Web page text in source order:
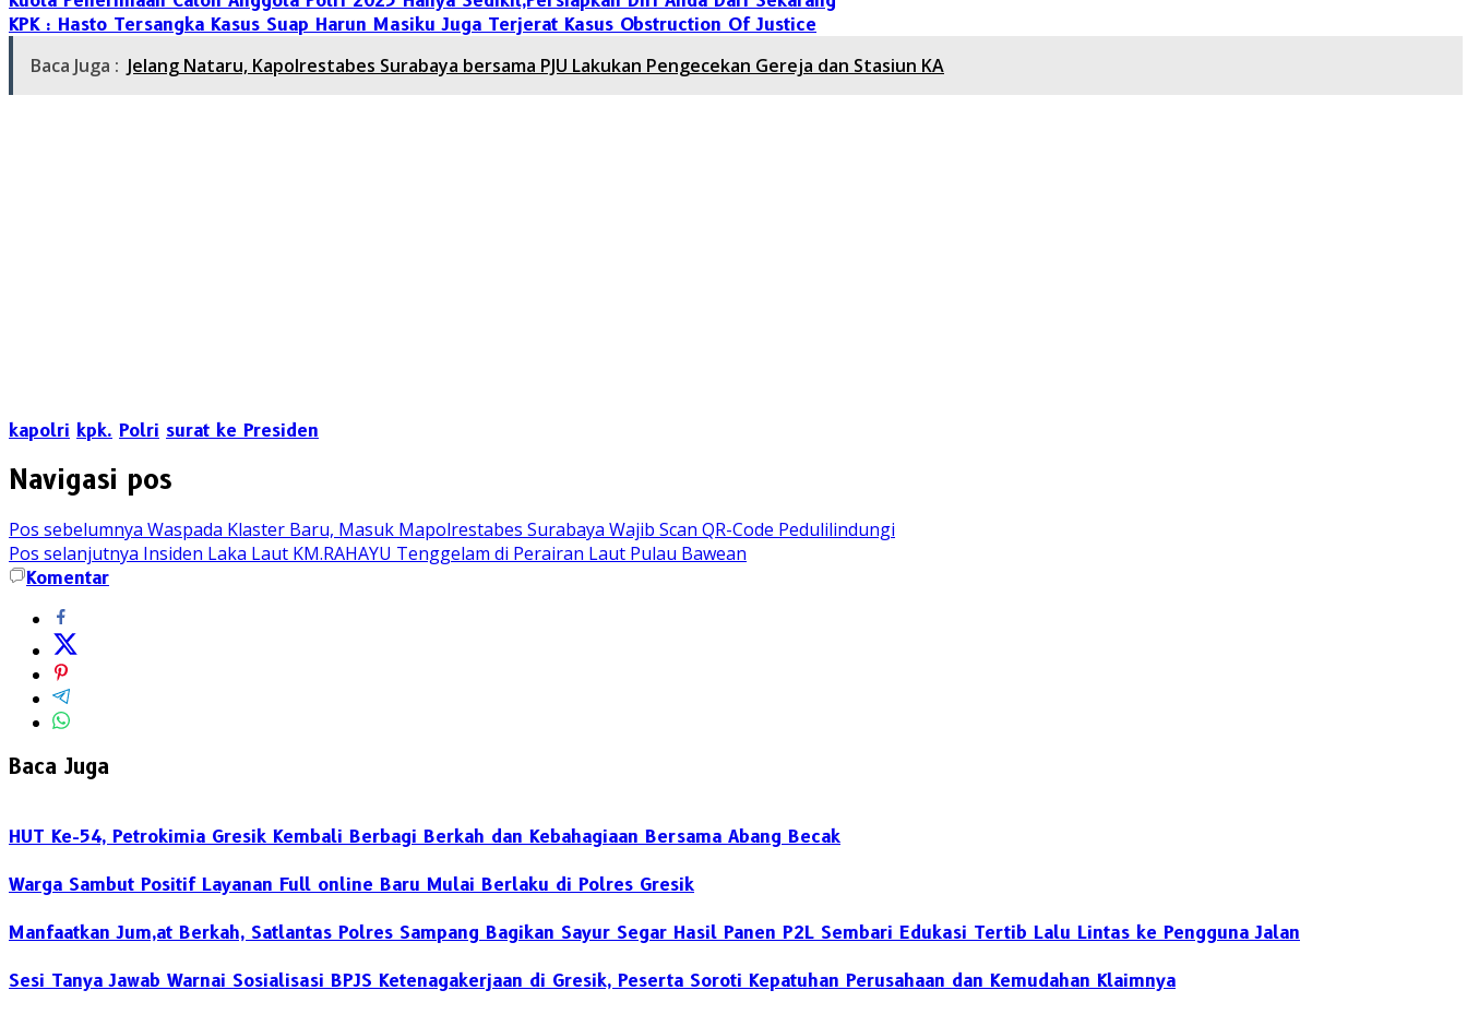
KPK : Hasto Tersangka Kasus Suap Harun Masiku Juga Terjerat Kasus Obstruction Of Justice
Baca Juga : Jelang Nataru, Kapolrestabes Surabaya bersama PJU Lakukan Pengecekan Gereja dan Stasiun KA
kapolri kpk. Polri surat ke Presiden
Navigasi pos
Pos sebelumnya Waspada Klaster Baru, Masuk Mapolrestabes Surabaya Wajib Scan QR-Code Pedulilindungi
Pos selanjutnya Insiden Laka Laut KM.RAHAYU Tenggelam di Perairan Laut Pulau Bawean
Komentar
Baca Juga
HUT Ke-54, Petrokimia Gresik Kembali Berbagi Berkah dan Kebahagiaan Bersama Abang Becak
Warga Sambut Positif Layanan Full online Baru Mulai Berlaku di Polres Gresik
Manfaatkan Jum,at Berkah, Satlantas Polres Sampang Bagikan Sayur Segar Hasil Panen P2L Sembari Edukasi Tertib Lalu Lintas ke Pengguna Jalan
‎Sesi Tanya Jawab Warnai Sosialisasi BPJS Ketenagakerjaan di Gresik, Peserta Soroti Kepatuhan Perusahaan dan Kemudahan Klaimnya